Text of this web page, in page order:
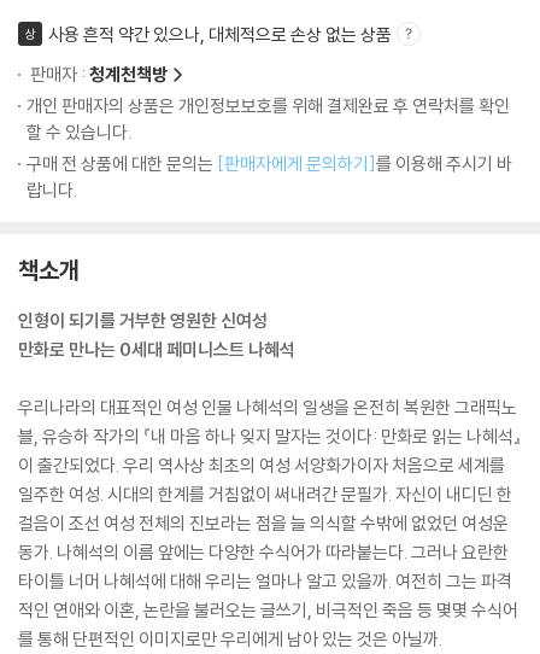
상
사용 흔적 약간 있으나, 대체적으로 손상 없는 상품
판매자 : 청계천책방
개인 판매자의 상품은 개인정보보호를 위해 결제완료 후 연락처를 확인
할 수 있습니다.
구매 전 상품에 대한 문의는 [판매자에게 문의하기]를 이용해 주시기 바
랍니다.
책소개
인형이 되기를 거부한 영원한 신여성
만화로 만나는 0세대 페미니스트 나혜석
우리나라의 대표적인 여성 인물 나혜석의 일생을 온전히 복원한 그래픽노
블, 유승하 작가의 『내 마음 하나 잊지 말자는 것이다: 만화로 읽는 나혜석』
이 출간되었다. 우리 역사상 최초의 여성 서양화가이자 처음으로 세계를
일주한 여성. 시대의 한계를 거침없이 써내려간 문필가. 자신이 내디딘 한
걸음이 조선 여성 전체의 진보라는 점을 늘 의식할 수밖에 없었던 여성운
동가. 나혜석의 이름 앞에는 다양한 수식어가 따라붙는다. 그러나 요란한
타이틀 너머 나혜석에 대해 우리는 얼마나 알고 있을까. 여전히 그는 파격
적인 연애와 이혼, 논란을 불러오는 글쓰기, 비극적인 죽음 등 몇몇 수식어
를 통해 단편적인 이미지로만 우리에게 남아 있는 것은 아닐까.